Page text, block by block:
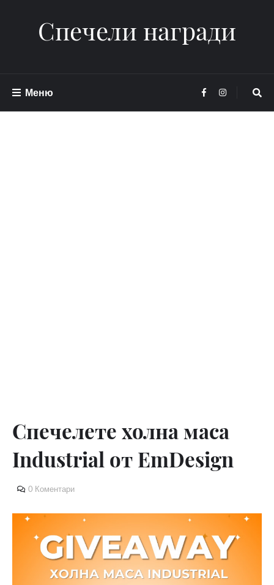
Спечели награди
Меню
Спечелете холна маса
Industrial от EmDesign
0 Коментари